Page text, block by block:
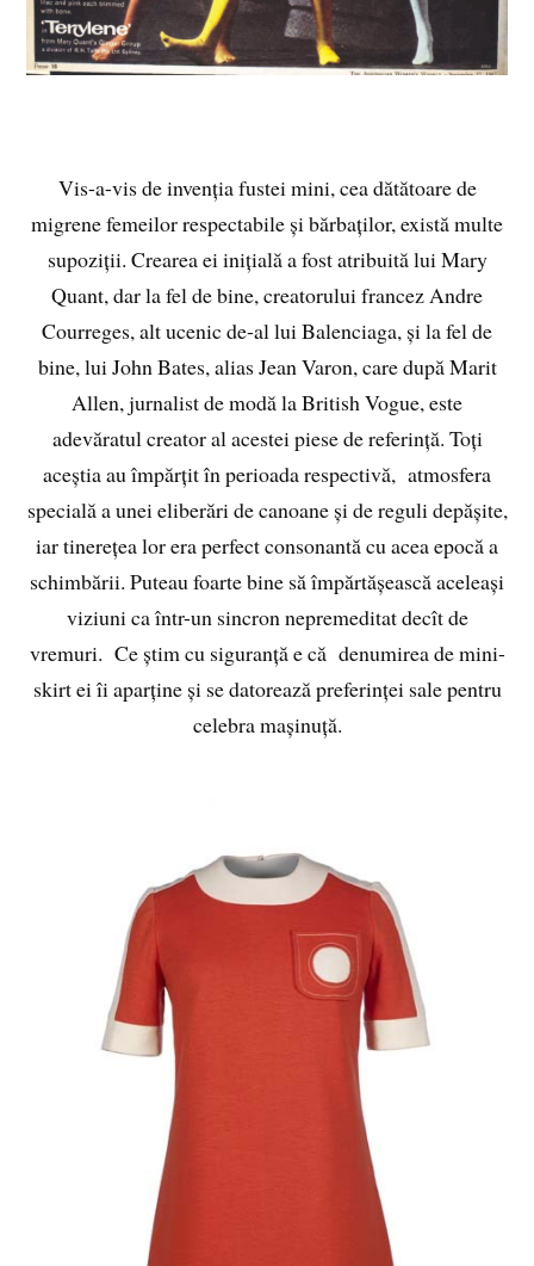
Vis-a-vis de invenția fustei mini, cea dătătoare de
migrene femeilor respectabile și bărbaților, există multe
supoziții. Crearea ei inițială a fost atribuită lui Mary
Quant, dar la fel de bine, creatorului francez Andre
Courreges, alt ucenic de-al lui Balenciaga, și la fel de
bine, lui John Bates, alias Jean Varon, care după Marit
Allen, jurnalist de modă la British Vogue, este
adevăratul creator al acestei piese de referință. Toți
aceștia au împărțit în perioada respectivă, atmosfera
specială a unei eliberări de canoane și de reguli depășite,
iar tinerețea lor era perfect consonantă cu acea epocă a
schimbării. Puteau foarte bine să împărtășească aceleași
viziuni ca într-un sincron nepremeditat decît de
vremuri. Ce știm cu siguranță e că denumirea de mini-
skirt ei îi aparține și se datorează preferinței sale pentru
celebra mașinuță.